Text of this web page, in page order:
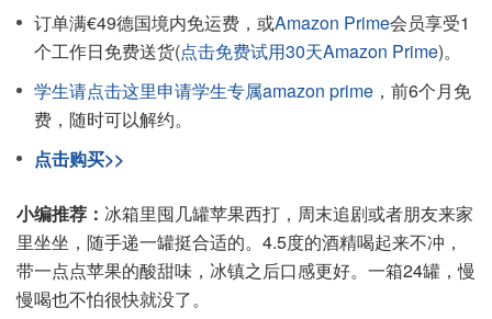
订单满€49德国境内免运费，或Amazon Prime会员享受1
个工作日免费送货(点击免费试用30天Amazon Prime)。
学生请点击这里申请学生专属amazon prime ，前6个月免
费，随时可以解约。
点击购买>>
小编推荐： 冰箱里囤几罐苹果西打，周末追剧或者朋友来家
里坐坐，随手递一罐挺合适的。4.5度的酒精喝起来不冲，
带一点点苹果的酸甜味，冰镇之后口感更好。一箱24罐，慢
慢喝也不怕很快就没了。